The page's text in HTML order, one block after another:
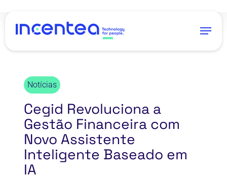
Menu
Notícias
Cegid Revoluciona a
Gestão Financeira com
Novo Assistente
Inteligente Baseado em
IA